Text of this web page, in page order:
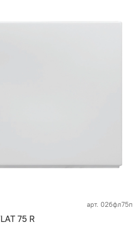
арт. 02бфл75п
75 R